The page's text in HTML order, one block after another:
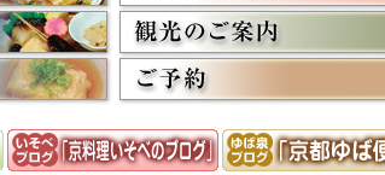
15
高台寺・秋の夜間特別拝観終了に伴い、表示を削除させ
たくさんのお客様にお越しいただき、ありがとうござい
来年1月からの催しを2件表示させていただきました。
ぜひご予約下さい。
12/13(土)は寺院行事の為、休業とさせていただきます。
20